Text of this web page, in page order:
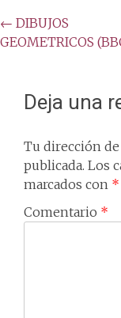
Post
navigation
← DIBUJOS
GEOMETRICOS
Deja una
Tu dirección
publicada. Los
marcados con *
Comentario *